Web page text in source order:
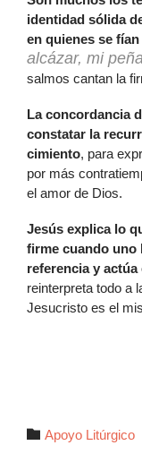
identidad sólida
en quienes se fían
alcázar, mi
salmos cantan la
La concordancia
constatar la
cimiento, para
por más
el amor de Dios.
Jesús explica lo
firme cuando uno
referencia y
reinterpreta todo a
Jesucristo es el
 Autor
Apoyo Litúrgico